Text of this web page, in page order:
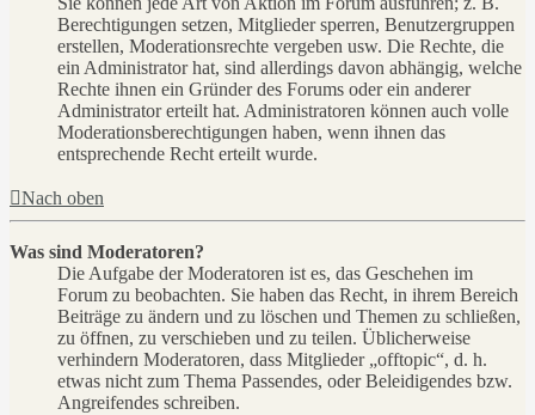
Berechtigungen setzen, Mitglieder sperren, Benutzergruppen
erstellen, Moderationsrechte vergeben usw. Die Rechte, die
ein Administrator hat, sind allerdings davon abhängig, welche
Rechte ihnen ein Gründer des Forums oder ein anderer
Administrator erteilt hat. Administratoren können auch volle
Moderationsberechtigungen haben, wenn ihnen das
entsprechende Recht erteilt wurde.
Nach oben
Was sind Moderatoren?
Die Aufgabe der Moderatoren ist es, das Geschehen im
Forum zu beobachten. Sie haben das Recht, in ihrem Bereich
Beiträge zu ändern und zu löschen und Themen zu schließen,
zu öffnen, zu verschieben und zu teilen. Üblicherweise
verhindern Moderatoren, dass Mitglieder „offtopic“, d. h.
etwas nicht zum Thema Passendes, oder Beleidigendes bzw.
Angreifendes schreiben.